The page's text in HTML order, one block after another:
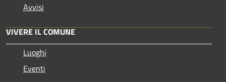
Avvisi
VIVERE IL COMUNE
Luoghi
Eventi